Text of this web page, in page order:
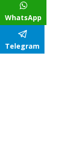
WhatsApp
Telegram